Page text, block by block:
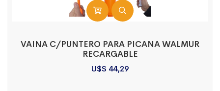
VAINA C/PUNTERO PARA PICANA WALMUR
RECARGABLE
U$S 44,29